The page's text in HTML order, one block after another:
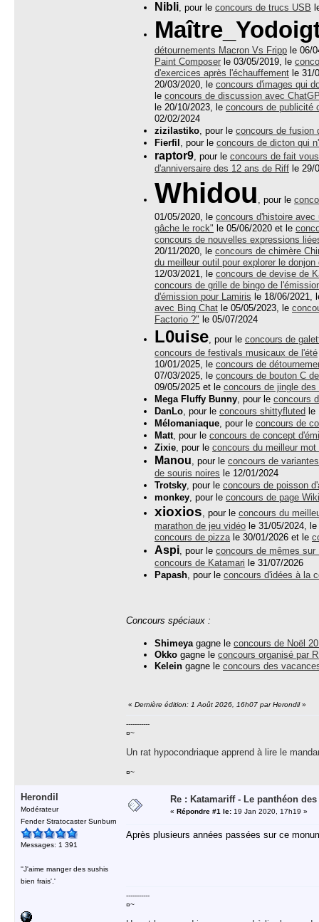
Nibli, pour le concours de trucs USB
détournements Macron Vs Fripp le 06/
Paint Composer le 03/05/2019, le
d'exercices après l'échauffement le 31/
20/03/2020, le concours d'images qui
le concours de discussion avec
le 20/10/2023, le concours de publicité
02/02/2024
zizilastiko, pour le concours de fusion
Fierfil , pour le concours de dicton qui
raptor9, pour le concours de fait
d'anniversaire des 12 ans de Riff le 29/
Whidou , pour le
01/05/2020, le concours d'histoire avec
gâche le rock" le 05/06/2020 et le
concours de nouvelles expressions
20/11/2020, le concours de chimère
du meilleur outil pour explorer le donjon
12/03/2021, le concours de devise de
concours de grille de bingo de
d'émission pour Lamiris le 18/06/2021,
avec Bing Chat le 05/05/2023, le
Factorio ?" le 05/07/2024
L0uise, pour le concours de
concours de festivals musicaux de l'été
10/01/2025, le concours de
07/03/2025, le concours de bouton C
09/05/2025 et le concours de jingle des
Mega Fluffy Bunny, pour le concours
DanLo, pour le concours shittyfluted le
Mélomaniaque, pour le concours de
Matt, pour le concours de concept
Zixie, pour le concours du meilleur
Manou, pour le concours de
de souris noires le 12/01/2024
Trotsky, pour le concours de poisson
monkey, pour le concours de page
xioxios, pour le concours du
marathon de jeu vidéo le 31/05/2024, le
concours de pizzale 30/01/2026 et le
Aspi, pour le concours de mêmes sur
concours de Katamari le 31/07/2026
Papash, pour le concours d'idées à la
Concours spéciaux :
Shimeyagagne le concours de Noël
Okko gagne le concours organisé par
Kelein gagne le concours des
« Dernière édition: 1 Août 2026, 16h07 par Herondil»
-----------
¤~
Un rat hypocondriaque apprend à lire le
¤~
Herondil
Modérateur
Fender Stratocaster Sunburn
Messages: 1 391
''J'aime manger des sushis
bien frais'.'
Re : Katamariff - Le panthéon
« Répondre #1 le: 19 Jan 2020, 17h19 »
Après plusieurs années passées sur ce
-----------
¤~